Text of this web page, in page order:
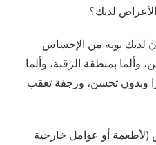
لديك؟
نوبة من الإحساس
وألما بمنطقة الرقبة، وألما
وبدون تحسن، ورجفة تعقب
أو عوامل خارجية